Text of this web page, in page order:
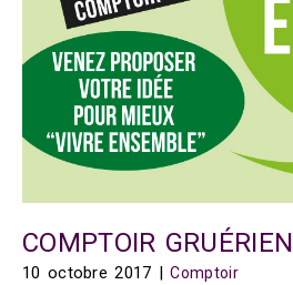
COMPTOIR GRUÉRIEN
10 octobre 2017 |Comptoir